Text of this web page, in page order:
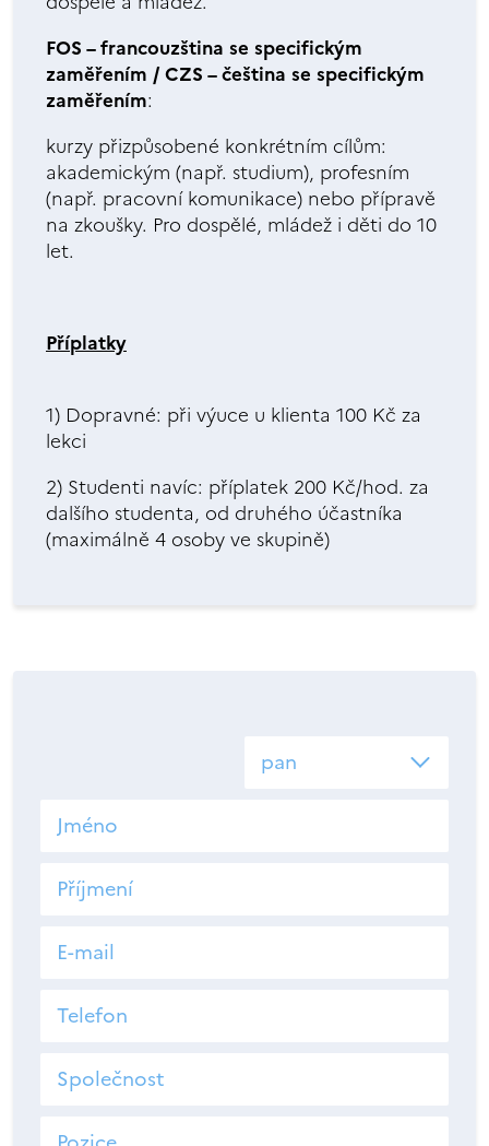
FOS –francouzština se specifickým
zaměřením / CZS – čeština se specifickým
zaměřením:
kurzy přizpůsobené konkrétním cílům:
akademickým (např. studium), profesním
(např. pracovní komunikace) nebo přípravě
na zkoušky. Pro dospělé, mládež i děti do 10
let.
Příplatky
1) Dopravné: při výuce u klienta 100 Kč za
lekci
2) Studenti navíc: příplatek 200 Kč/hod. za
dalšího studenta, od druhého účastníka
(maximálně 4 osoby ve skupině)